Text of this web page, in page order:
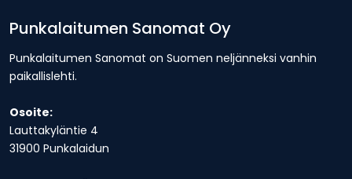
Punkalaitumen Sanomat Oy
Punkalaitumen Sanomat on Suomen neljänneksi vanhin
paikallislehti.
Osoite:
Lauttakyläntie 4
31900 Punkalaidun